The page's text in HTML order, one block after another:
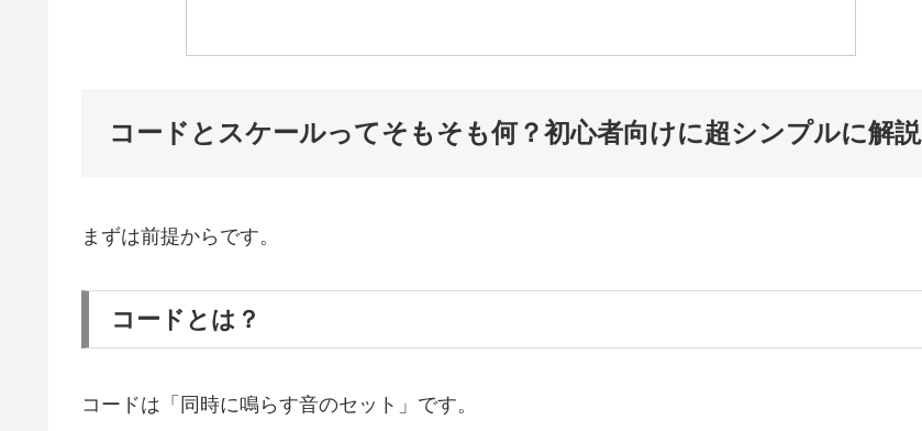
コードとスケールってそもそも何？初心者向けに超シンプルに解説
まずは前提からです。
コードとは？
コードは「同時に鳴らす音のセット」です。